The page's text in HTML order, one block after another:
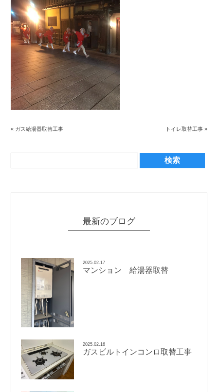
« ガス給湯器取替工事 トイレ取替工事»
最新のブログ
2025.02.17
マンション 給湯器取替
2025.02.16
ガスビルトインコンロ取替工事